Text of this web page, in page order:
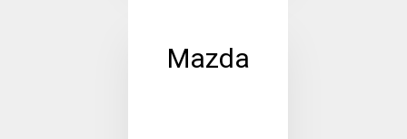
Mazda